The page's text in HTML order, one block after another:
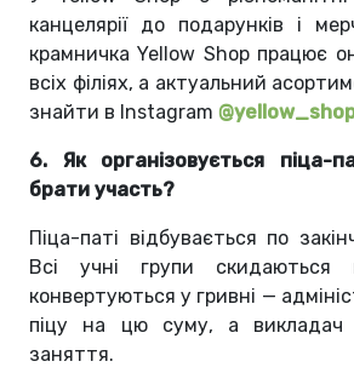
канцелярії до подарунків і
крамничка Yellow Shop працює
всіх філіях, а актуальний
знайти в Instagram
6. Як організовується піца-
брати участь?
Піца-паті відбувається по
Всі учні групи скидаються
конвертуються у гривні —
піцу на цю суму, а викладач
заняття.